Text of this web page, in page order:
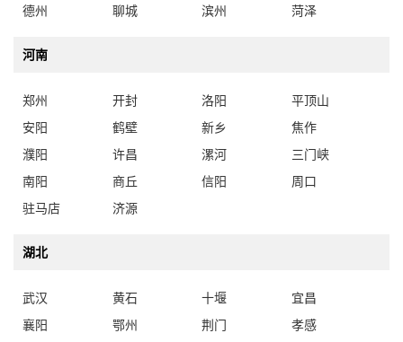
德州
聊城 滨州 菏泽
河南
郑州 开封 洛阳
平顶山
安阳
鹤壁 新乡
焦作
濮阳
许昌 漯河
三门峡
南阳
商丘 信阳
周口
驻马店
济源
湖北
武汉 黄石 十堰
宜昌
襄阳
鄂州 荆门
孝感